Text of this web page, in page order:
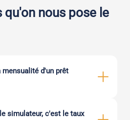
qu'on nous pose le
d'un prêt
simulateur, c'est le taux